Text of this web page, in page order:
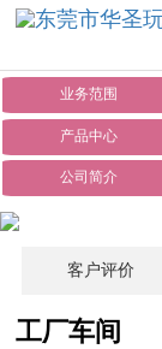
业务范围
产品中心
公司简介
客户评价
工厂车间